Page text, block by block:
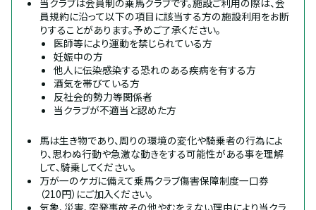
当クラブは会員制の乗馬クラブです。施設ご利用の際は、会
員規約に沿って以下の項目に該当する方の施設利用をお断
りすることがあります。予めご了承ください。
医師等により運動を禁じられている方
妊娠中の方
他人に伝染感染する恐れのある疾病を有する方
酒気を帯びている方
反社会的勢力等関係者
当クラブが不適当と認めた方
馬は生き物であり、周りの環境の変化や騎乗者の行為によ
り、思わぬ行動や急激な動きをする可能性がある事を理解
して、騎乗してください。
万が一のケガに備えて乗馬クラブ傷害保障制度一口券
（210円）にご加入ください。
気象、災害、突発事故その他やむをえない理由により当クラ